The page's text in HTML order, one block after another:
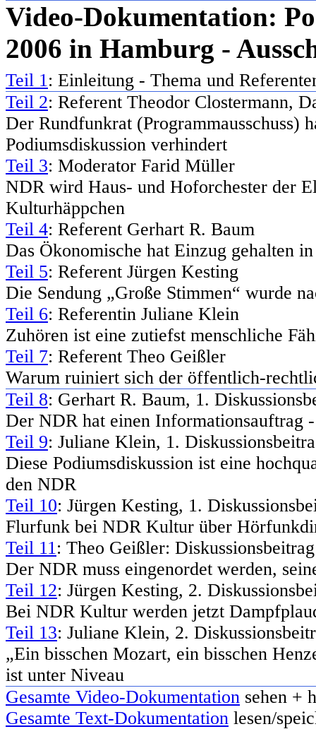
Video-Dokumentation:
2006 in Hamburg -
Teil 1: Einleitung - Thema und
Teil 2: Referent Theodor Clostermann,
Der Rundfunkrat (Programmausschuss)
Podiumsdiskussion verhindert
Teil 3: Moderator Farid Müller
NDR wird Haus- und Hoforchester der
Kulturhäppchen
Teil 4: Referent Gerhart R. Baum
Das Ökonomische hat Einzug gehalten
Teil 5: Referent Jürgen Kesting
Die Sendung „Große Stimmen“ wurde
Teil 6: Referentin Juliane Klein
Zuhören ist eine zutiefst menschliche
Teil 7: Referent Theo Geißler
Warum ruiniert sich der öffentlich-
Teil 8: Gerhart R. Baum, 1.
Der NDR hat einen Informationsauftrag
Teil 9: Juliane Klein, 1.
Diese Podiumsdiskussion ist eine
den NDR
Teil 10: Jürgen Kesting, 1.
Flurfunk bei NDR Kultur über
Teil 11: Theo Geißler: Diskussionsbeitrag
Der NDR muss eingenordet werden,
Teil 12: Jürgen Kesting, 2.
Bei NDR Kultur werden jetzt
Teil 13: Juliane Klein, 2.
„Ein bisschen Mozart, ein bisschen
ist unter Niveau
Gesamte Video-Dokumentation sehen +
Gesamte Text-Dokumentation lesen/